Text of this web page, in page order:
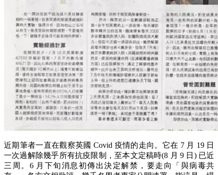
近期筆者一直在觀察英國 Covid 疫情的走向。它在 7 月 19 日
一次過解除幾乎所有抗疫限制，至本文定稿時(8 月 9 日) 已近
三周。6 月下旬消息初傳出決定解禁，要走向「與病毒共